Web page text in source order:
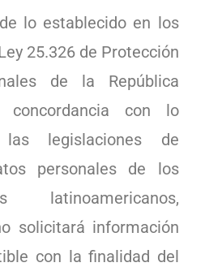
lo establecido en los
25.326 de Protección
de la República
con lo
legislaciones de
personales de los
latinoamericanos,
solicitará información
con la finalidad del